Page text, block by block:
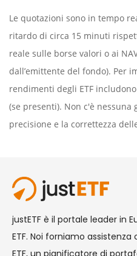
Le quotazioni sono in tempo
ritardo di circa 15 minuti
reale sulle borse valori o ai
dall’emittente del fondo). Per
rendimenti degli ETF
(se presenti). Non c'è nessuna
precisione e la correttezza